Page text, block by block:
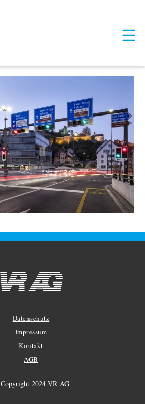
Datenschutz
Impressum
Kontakt
AGB
2024 VR AG